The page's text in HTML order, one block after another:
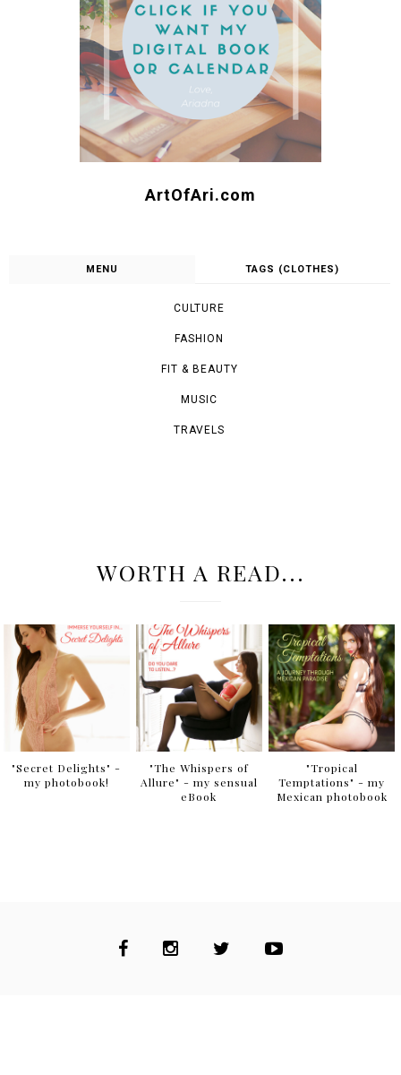
ArtOfAri.com
MENU TAGS (CLOTHES)
CULTURE
FASHION
FIT & BEAUTY
MUSIC
TRAVELS
WORTH A READ...
"Secret Delights" -
my photobook!
"The Whispers of
Allure" - my sensual
eBook
"Tropical
Temptations" - my
Mexican photobook